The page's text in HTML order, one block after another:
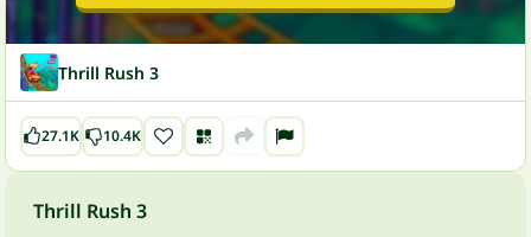
Thrill Rush 3
27.1K 10.4K
Thrill Rush 3